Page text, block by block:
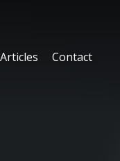
Articles Contact